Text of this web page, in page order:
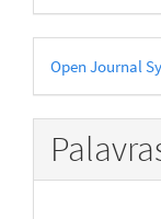
por
Open Journal